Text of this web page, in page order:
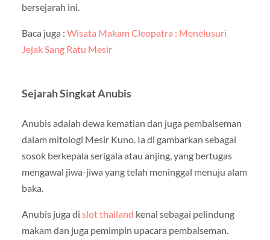
bersejarah ini.
Baca juga : Wisata Makam Cleopatra : Menelusuri
Jejak Sang Ratu Mesir
Sejarah Singkat Anubis
Anubis adalah dewa kematian dan juga pembalseman
dalam mitologi Mesir Kuno. Ia di gambarkan sebagai
sosok berkepala serigala atau anjing, yang bertugas
mengawal jiwa-jiwa yang telah meninggal menuju alam
baka.
Anubis juga di slot thailand kenal sebagai pelindung
makam dan juga pemimpin upacara pembalseman.